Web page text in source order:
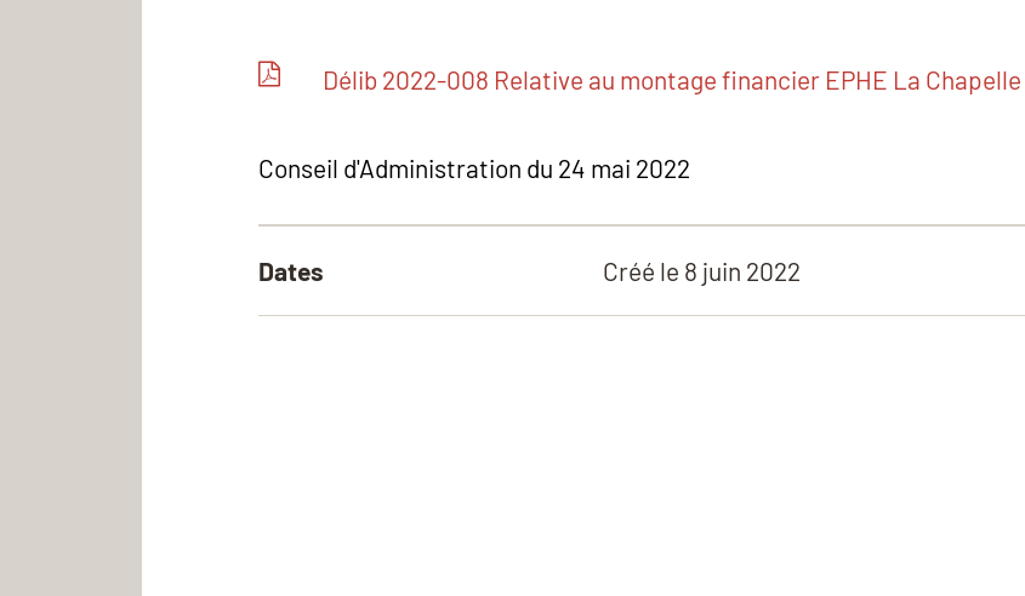
Délib 2022-008 Relative au montage financier EPHE La Chapelle
Conseil d'Administration du 24 mai 2022
Dates Créé le 8 juin 2022